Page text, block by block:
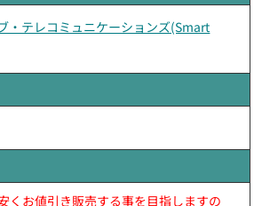
・テレコミュニケーションズ(Smart
くお値引き販売する事を目指しますの